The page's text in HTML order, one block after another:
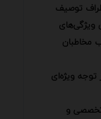
توصیف
ویژگی‌های
مخاطبان
توجه ویژه‌ای
تخصصی و